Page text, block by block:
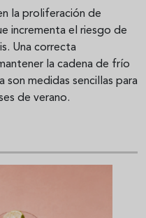
la proliferación de
incrementa el riesgo de
Una correcta
la cadena de frío
son medidas sencillas para
de verano.